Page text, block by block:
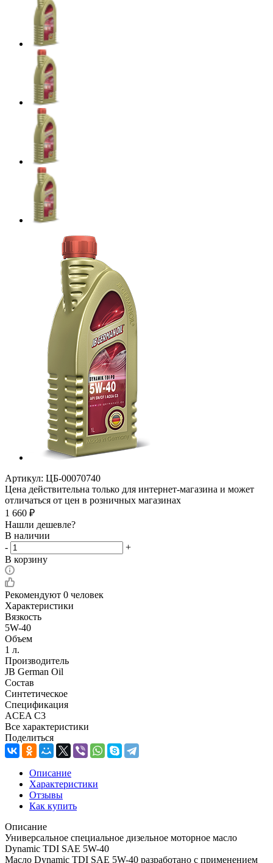
Артикул: ЦБ-00070740
Цена действительна только для интернет-магазина и может
отличаться от цен в розничных магазинах
1 660 ₽
Нашли дешевле?
В наличии
-
+
В корзину
Рекомендуют 0 человек
Характеристики
Вязкость
5W-40
Объем
1 л.
Производитель
JB German Oil
Состав
Синтетическое
Спецификация
ACEA C3
Все характеристики
Поделиться
Описание
Характеристики
Отзывы
Как купить
Описание
Универсальное специальное дизельное моторное масло
Dynamic TDI SAE 5W-40
Масло Dynamic TDI SAE 5W-40 разработано с применением